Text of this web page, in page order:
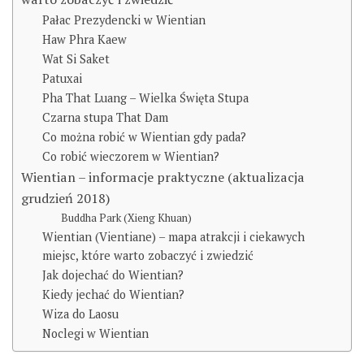
Pałac Prezydencki w Wientian
Haw Phra Kaew
Wat Si Saket
Patuxai
Pha That Luang – Wielka Święta Stupa
Czarna stupa That Dam
Co można robić w Wientian gdy pada?
Co robić wieczorem w Wientian?
Wientian – informacje praktyczne (aktualizacja
grudzień 2018)
Buddha Park (Xieng Khuan)
Wientian (Vientiane) – mapa atrakcji i ciekawych
miejsc, które warto zobaczyć i zwiedzić
Jak dojechać do Wientian?
Kiedy jechać do Wientian?
Wiza do Laosu
Noclegi w Wientian